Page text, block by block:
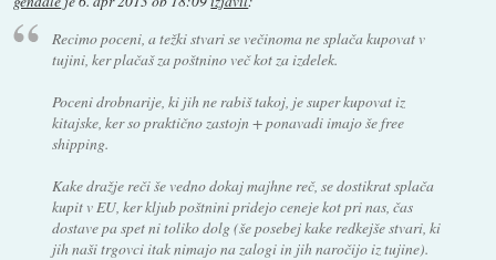
Recimo poceni, a težki stvari se večinoma ne splača kupovat v
tujini, ker plačaš za poštnino več kot za izdelek.
Poceni drobnarije, ki jih ne rabiš takoj, je super kupovat iz
kitajske, ker so praktično zastojn + ponavadi imajo še free
shipping.
Kake dražje reči še vedno dokaj majhne reč, se dostikrat splača
kupit v EU, ker kljub poštnini pridejo ceneje kot pri nas, čas
dostave pa spet ni toliko dolg (še posebej kake redkejše stvari, ki
jih naši trgovci itak nimajo na zalogi in jih naročijo iz tujine).